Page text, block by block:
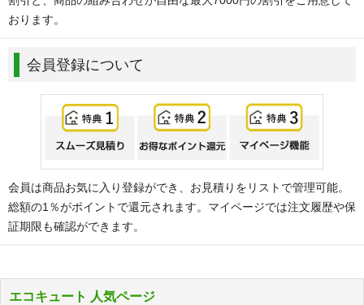
おります。
会員登録について
会員は商品お気に入り登録ができ、お見積りをリストで管理可能。
総額の1％がポイントで還元されます。マイページでは注文履歴や保
証期限も確認ができます。
エコキュート 人気ページ